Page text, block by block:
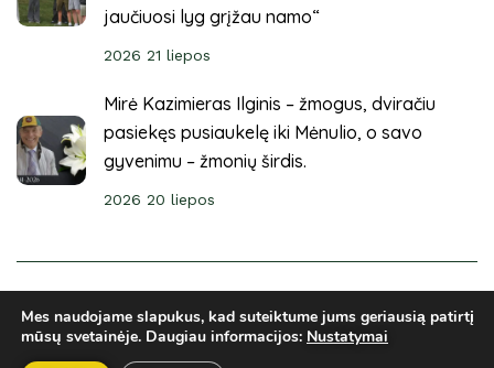
jaučiuosi lyg grįžau namo“
2026 21 liepos
Mirė Kazimieras Ilginis – žmogus, dviračiu
pasiekęs pusiaukelę iki Mėnulio, o savo
gyvenimu – žmonių širdis.
2026 20 liepos
© 2025 Sveikuoliai. Visos teisės saugomos. Svetainė
sukurtaARCA4.lt
Mes naudojame slapukus, kad suteiktume jums geriausią patirtį
mūsų svetainėje. Daugiau informacijos: Nustatymai